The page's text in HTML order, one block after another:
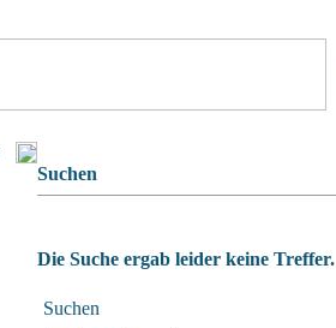
Suchen
Die Suche ergab leider keine Treffer.
Suchen